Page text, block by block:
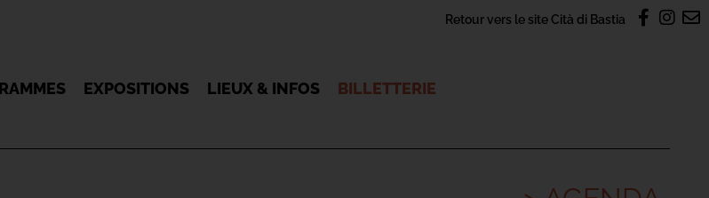
Retour vers le site Cità di Bastia
EXPOSITIONS LIEUX & INFOS BILLETTERIE